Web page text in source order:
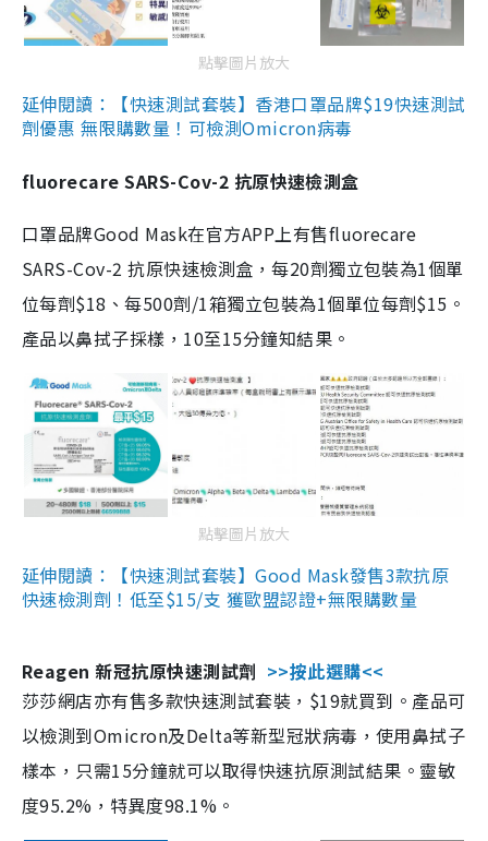
點擊圖片放大
延伸閱讀：【快速測試套裝】香港口罩品牌$19快速測試
劑優惠 無限購數量！可檢測Omicron病毒
fluorecare SARS-Cov-2 抗原快速檢測盒
口罩品牌Good Mask在官方APP上有售fluorecare
SARS-Cov-2 抗原快速檢測盒，每20劑獨立包裝為1個單
位每劑$18、每500劑/1箱獨立包裝為1個單位每劑$15。
產品以鼻拭子採樣，10至15分鐘知結果。
點擊圖片放大
延伸閱讀：【快速測試套裝】Good Mask發售3款抗原
快速檢測劑！低至$15/支 獲歐盟認證+無限購數量
Reagen 新冠抗原快速測試劑 >>按此選購<<
莎莎網店亦有售多款快速測試套裝，$19就買到。產品可
以檢測到Omicron及Delta等新型冠狀病毒，使用鼻拭子
樣本，只需15分鐘就可以取得快速抗原測試結果。靈敏
度95.2%，特異度98.1%。